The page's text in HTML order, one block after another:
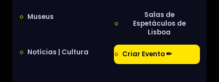
Museus
Salas de
Espetáculos de
Lisboa
Notícias | Cultura Criar Evento ✏